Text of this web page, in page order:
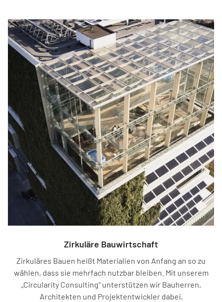
Zirkuläre Bauwirtschaft
Zirkuläres Bauen heißt Materialien von Anfang an so zu
wählen, dass sie mehrfach nutzbar bleiben. Mit unserem
„Circularity Consulting“ unterstützen wir Bauherren,
Architekten und Projektentwickler dabei,